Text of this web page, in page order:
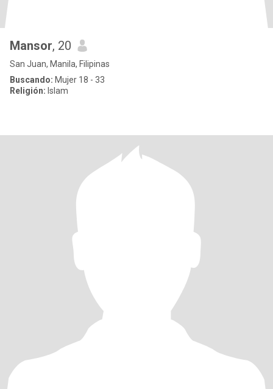
Mansor, 20
San Juan, Manila, Filipinas
Buscando: Mujer 18 - 33
Religión: Islam